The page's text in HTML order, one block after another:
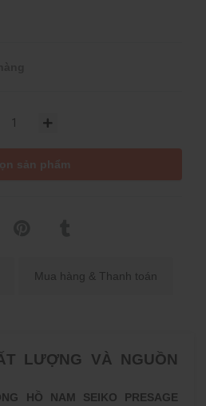
sản phẩm
Mua hàng & Thanh toán
LƯỢNG VÀ NGUỒN
HỒ NAM SEIKO PRESAGE